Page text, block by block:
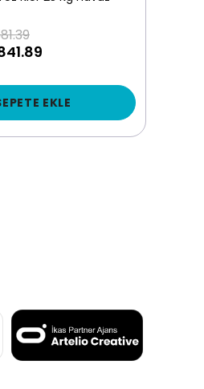
EKLE